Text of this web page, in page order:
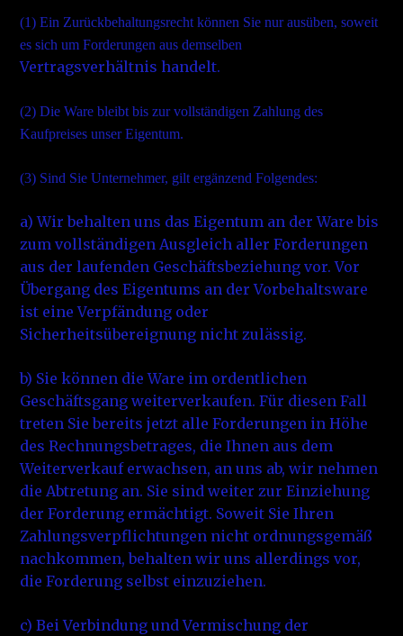
(1)Ein Zurückbehaltungsrecht können Sie nur ausüben, soweit
es sich um Forderungen aus demselben
Vertragsverhältnis handelt.
(2)Die Ware bleibt bis zur vollständigen Zahlung des
Kaufpreises unser Eigentum.
(3) Sind Sie Unternehmer, gilt ergänzend Folgendes:
a) Wir behalten uns das Eigentum an der Ware bis
zum vollständigen Ausgleich aller Forderungen
aus der laufenden Geschäftsbeziehung vor. Vor
Übergang des Eigentums an der Vorbehaltsware
ist eine Verpfändung oder
Sicherheitsübereignung nicht zulässig.
b) Sie können die Ware im ordentlichen
Geschäftsgang weiterverkaufen. Für diesen Fall
treten Sie bereits jetzt alle Forderungen in Höhe
des Rechnungsbetrages, die Ihnen aus dem
Weiterverkauf erwachsen, an uns ab, wir nehmen
die Abtretung an. Sie sind weiter zur Einziehung
der Forderung ermächtigt. Soweit Sie Ihren
Zahlungsverpflichtungen nicht ordnungsgemäß
nachkommen, behalten wir uns allerdings vor,
die Forderung selbst einzuziehen.
c) Bei Verbindung und Vermischung der